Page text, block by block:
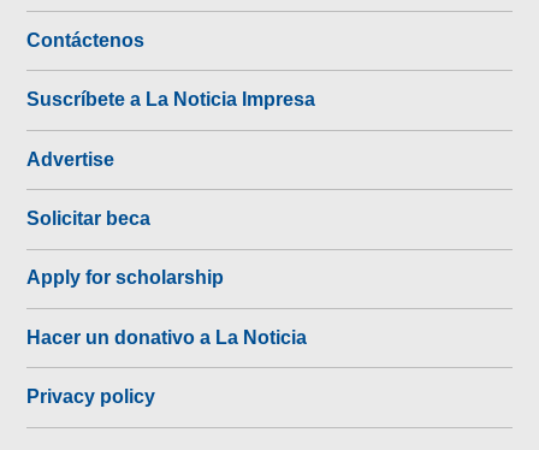
Contáctenos
Suscríbete a La Noticia Impresa
Advertise
Solicitar beca
Apply for scholarship
Hacer un donativo a La Noticia
Privacy policy